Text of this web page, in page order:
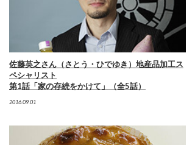
佐藤英之さん（さとう・ひでゆき）地産品加工ス
ペシャリスト
第1話「家の存続をかけて」（全5話）
2016.09.01